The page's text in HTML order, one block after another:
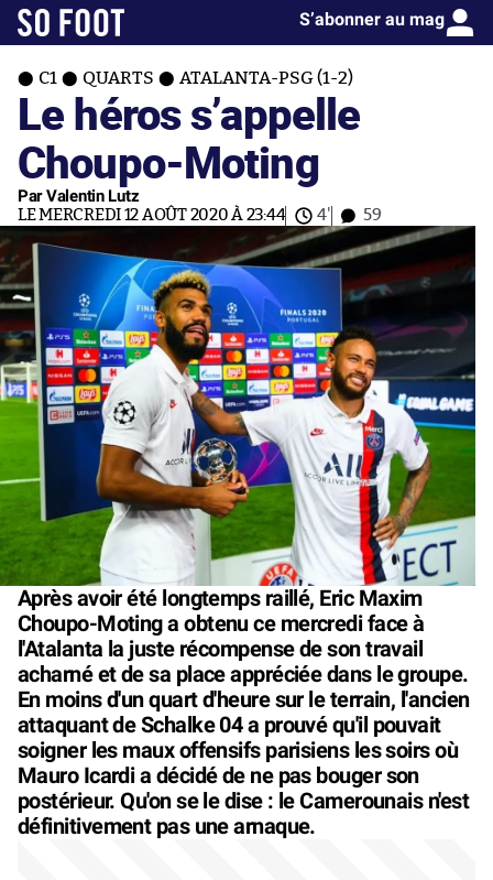
S’abonner au mag
C1 QUARTS ATALANTA-PSG (1-2)
Le héros s’appelle
Choupo-Moting
Par Valentin Lutz
LE MERCREDI 12 AOÛT 2020 À 23:44 4' 59
Après avoir été longtemps raillé, Eric Maxim
Choupo-Moting a obtenu ce mercredi face à
l'Atalanta la juste récompense de son travail
acharné et de sa place appréciée dans le groupe.
En moins d'un quart d'heure sur le terrain, l'ancien
attaquant de Schalke 04 a prouvé qu'il pouvait
soigner les maux offensifs parisiens les soirs où
Mauro Icardi a décidé de ne pas bouger son
postérieur. Qu'on se le dise : le Camerounais n'est
définitivement pas une arnaque.